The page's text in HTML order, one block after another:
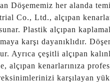
Döşememiz her alanda
Co., Ltd., alçıpan
Plastik alçıpan
karşı dayanıklıdır.
Ayrıca çeşitli alçıpan
kenarlarınıza
karşılayan